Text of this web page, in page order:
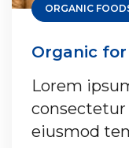
ORGANIC
Organic
Lorem
consectetur
eiusmod